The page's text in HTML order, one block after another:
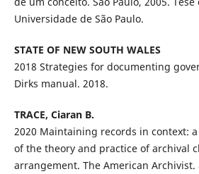
Universidade de São Paulo.
STATE OF NEW SOUTH WALES
2018 Strategies for documenting
Dirks manual. 2018.
TRACE, Ciaran B.
2020 Maintaining records in context:
of the theory and practice of archival
arrangement. The American